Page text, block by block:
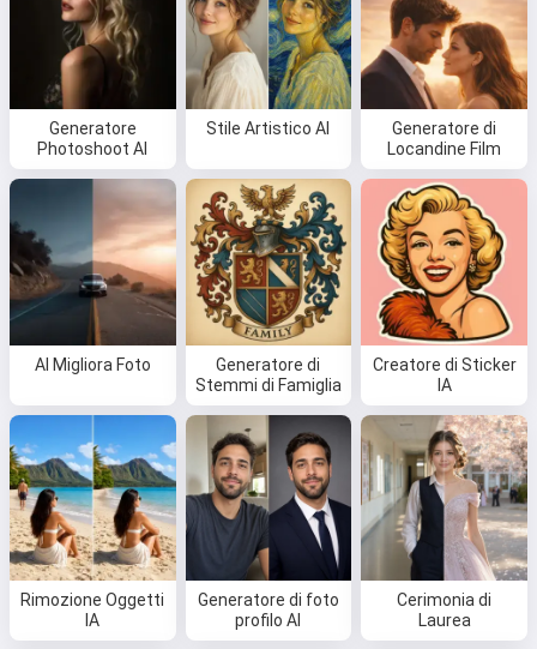
Generatore
Photoshoot AI
Stile Artistico AI
Generatore di
Locandine Film
AI Migliora Foto
Generatore di
Stemmi di Famiglia
Creatore di Sticker
IA
Rimozione Oggetti
IA
Generatore di foto
profilo AI
Cerimonia di
Laurea